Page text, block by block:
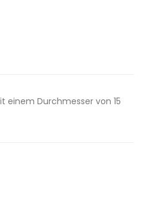
einem Durchmesser von 15